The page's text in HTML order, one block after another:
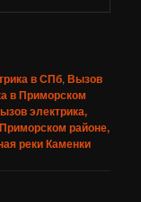
в СПб,Вызов
в Приморском
электрика,
районе,
реки Каменки